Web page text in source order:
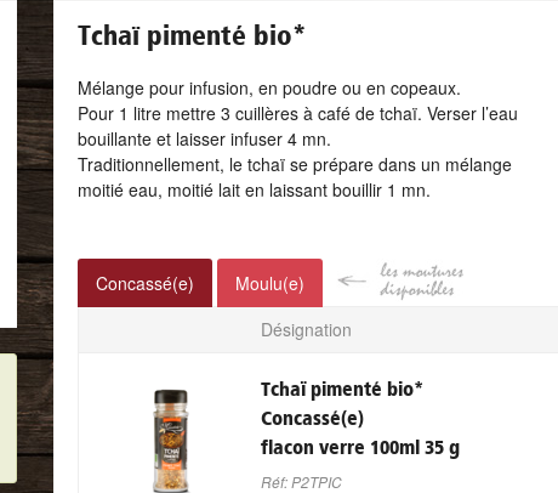
Tchaï pimenté bio*
Mélange pour infusion, en poudre ou en copeaux.
Pour 1 litre mettre 3 cuillères à café de tchaï. Verser l’eau
bouillante et laisser infuser 4 mn.
Traditionnellement, le tchaï se prépare dans un mélange
moitié eau, moitié lait en laissant bouillir 1 mn.
Concassé(e) Moulu(e)
disponibles
Désignation
Tchaï pimenté bio*
Concassé(e)
flacon verre 100ml 35 g
Réf: P2TPIC